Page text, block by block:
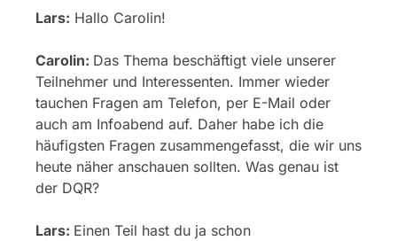
Lars: Hallo Carolin!
Carolin: Das Thema beschäftigt viele unserer
Teilnehmer und Interessenten. Immer wieder
tauchen Fragen am Telefon, per E-Mail oder
auch am Infoabend auf. Daher habe ich die
häufigsten Fragen zusammengefasst, die wir uns
heute näher anschauen sollten. Was genau ist
der DQR?
Lars: Einen Teil hast du ja schon